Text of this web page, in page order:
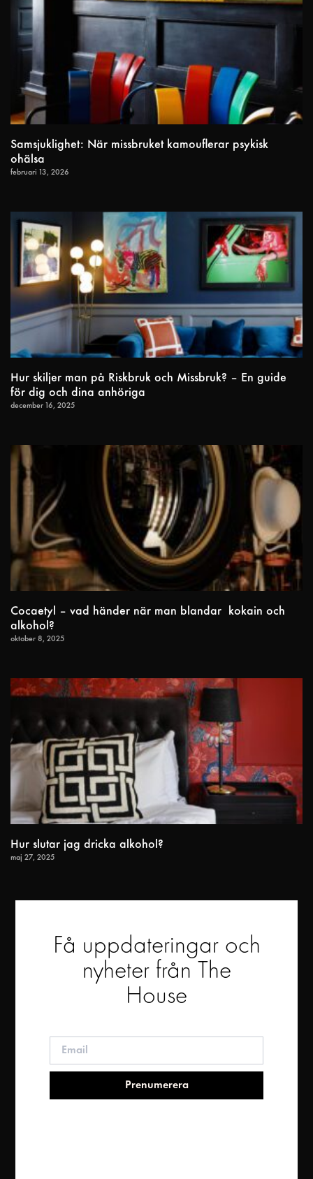
Samsjuklighet: När missbruket kamouflerar psykisk
ohälsa
februari 13, 2026
Hur skiljer man på Riskbruk och Missbruk? – En guide
för dig och dina anhöriga
december 16, 2025
Cocaetyl – vad händer när man blandar kokain och
alkohol?
oktober 8, 2025
Hur slutar jag dricka alkohol?
maj 27, 2025
Få uppdateringar och
nyheter från The
House
Prenumerera